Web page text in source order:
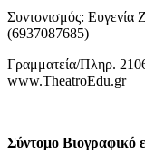
Συντονισμός: Ευγενία
(6937087685)
Γραμματεία/Πληρ.
www.TheatroEdu.gr
Σύντομο Βιογραφικό